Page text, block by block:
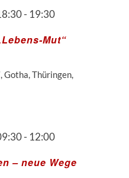
Mut“
- 19:30
Gotha, Thüringen,
– neue Wege
- 12:00